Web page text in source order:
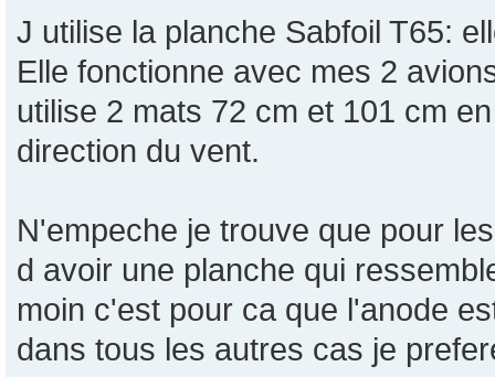
J utilise la planche Sabfoil T65:
Elle fonctionne avec mes 2
utilise 2 mats 72 cm et 101 cm
direction du vent.
N'empeche je trouve que pour
d avoir une planche qui
moin c'est pour ca que l'anode
dans tous les autres cas je